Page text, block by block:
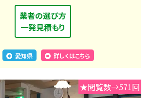
業者の選び方
一発見積もり
愛知県 詳しくはこちら
★閲覧数→571回